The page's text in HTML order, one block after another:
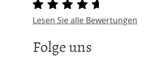
Lesen Sie alle Bewertungen
Folge uns